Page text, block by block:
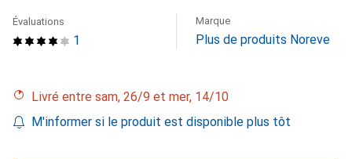
1
Évaluations Marque
Plus de produits Noreve
Livré entre sam, 26/9 et mer, 14/10
M'informer si le produit est disponible plus tôt